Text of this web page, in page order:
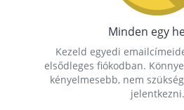
Minden egy
Kezeld egyedi
elsődleges fiókodban.
kényelmesebb, nem
jelentkezni.